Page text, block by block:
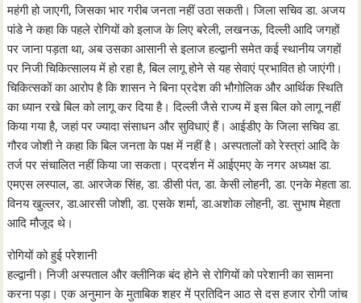
महंगी हो जाएगी, जिसका भार गरीब जनता नहीं उठा सकती। जिला सचिव डा. अजय
पांडे ने कहा कि पहले रोगियों को इलाज के लिए बरेली, लखनऊ, दिल्ली आदि जगहों
पर जाना पड़ता था, अब उसका आसानी से इलाज हल्द्वानी समेत कई स्थानीय जगहों
पर निजी चिकित्सालय में हो रहा है, बिल लागू होने से यह सेवाएं प्रभावित हो जाएंगी।
चिकित्सकों का आरोप है कि शासन ने बिना प्रदेश की भौगोलिक और आर्थिक स्थिति
का ध्यान रखे बिल को लागू कर दिया है। दिल्ली जैसे राज्य में इस बिल को लागू नहीं
किया गया है, जहां पर ज्यादा संसाधन और सुविधाएं हैं। आईडीए के जिला सचिव डा.
गौरव जोशी ने कहा कि बिल जनता के पक्ष में नहीं है। अस्पतालों को रेस्त्रां आदि के
तर्ज पर संचालित नहीं किया जा सकता। प्रदर्शन में आईएमए के नगर अध्यक्ष डा.
एमएस लस्पाल, डा. आरजेक सिंह, डा. डीसी पंत, डा. केसी लोहनी, डा. एनके मेहता डा.
विनय खुल्लर, डा.आरसी जोशी, डा. एसके शर्मा, डा.अशोक लोहनी, डा. सुभाष मेहता
आदि मौजूद थे।
रोगियों को हुई परेशानी
हल्द्वानी। निजी अस्पताल और क्लीनिक बंद होने से रोगियों को परेशानी का सामना
करना पड़ा। एक अनुमान के मुताबिक शहर में प्रतिदिन आठ से दस हजार रोगी जांच